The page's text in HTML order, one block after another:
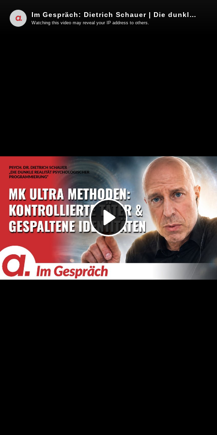
Play
Video
Im Gespräch: Dietrich Schauer | Die dunkle Realität psychologischer Programmierung
Watching this video may reveal your IP address to others.